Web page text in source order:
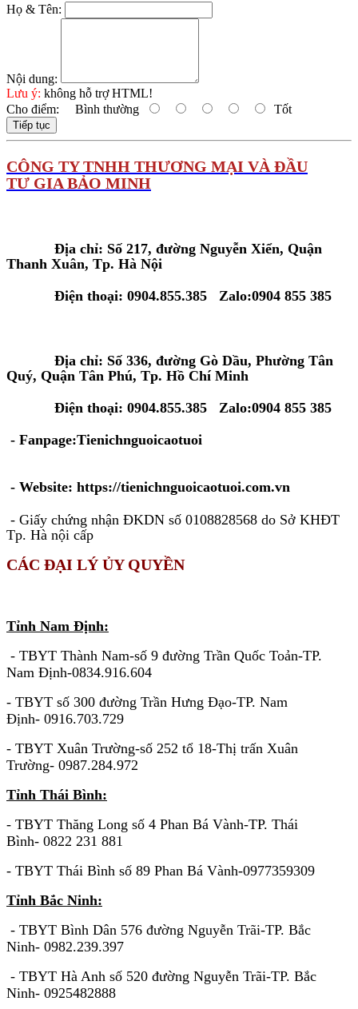
Họ & Tên:
Nội dung:
Lưu ý: không hỗ trợ HTML!
Cho điểm: Bình thường Tốt
Tiếp tục
CÔNG TY TNHH THƯƠNG MẠI VÀ ĐẦU
TƯ GIA BẢO MINH
Địa chỉ: Số 217, đường Nguyễn Xiển, Quận
Thanh Xuân, Tp. Hà Nội
Điện thoại: 0904.855.385 Zalo:0904 855 385
Địa chỉ: Số 336, đường Gò Dầu, Phường Tân
Quý, Quận Tân Phú, Tp. Hồ Chí Minh
Điện thoại: 0904.855.385 Zalo:0904 855 385
- Fanpage:Tienichnguoicaotuoi
- Website: https://tienichnguoicaotuoi.com.vn
- Giấy chứng nhận ĐKDN số 0108828568 do Sở KHĐT
Tp. Hà nội cấp
CÁC ĐẠI LÝ ỦY QUYỀN
Tỉnh Nam Định:
- TBYT Thành Nam-số 9 đường Trần Quốc Toản-TP.
Nam Định-0834.916.604
- TBYT số 300 đường Trần Hưng Đạo-TP. Nam
Định- 0916.703.729
- TBYT Xuân Trường-số 252 tổ 18-Thị trấn Xuân
Trường- 0987.284.972
Tỉnh Thái Bình:
- TBYT Thăng Long số 4 Phan Bá Vành-TP. Thái
Bình- 0822 231 881
- TBYT Thái Bình số 89 Phan Bá Vành-0977359309
Tỉnh Bắc Ninh:
- TBYT Bình Dân 576 đường Nguyễn Trãi-TP. Bắc
Ninh- 0982.239.397
- TBYT Hà Anh số 520 đường Nguyễn Trãi-TP. Bắc
Ninh- 0925482888